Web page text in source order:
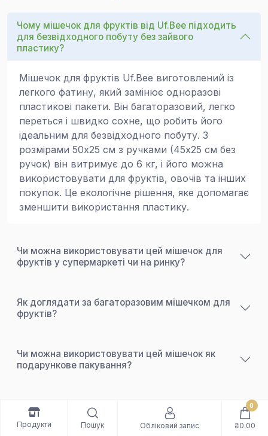
Чому мішечок для фруктів від Uf.Bee підходить
для безвідходного побуту без зайвого
пластику?
Мішечок для фруктів Uf.Bee виготовлений із
легкого фатину, який замінює одноразові
пластикові пакети. Він багаторазовий, легко
переться і швидко сохне, що робить його
ідеальним для безвідходного побуту. З
розмірами 50x25 см з ручками (45x25 см без
ручок) він витримує до 6 кг, і його можна
використовувати для фруктів, овочів та інших
покупок. Це екологічне рішення, яке допомагає
зменшити використання пластику.
Чи можна використовувати цей мішечок для
фруктів у супермаркеті чи на ринку?
Як доглядати за багаторазовим мішечком для
фруктів?
Чи можна використовувати цей мішечок як
подарункове пакування?
Чи підходить цей мішечок для всіх типів
покупок без пакетів?
Продукти Пошук Обліковий запис
0
₴0.00